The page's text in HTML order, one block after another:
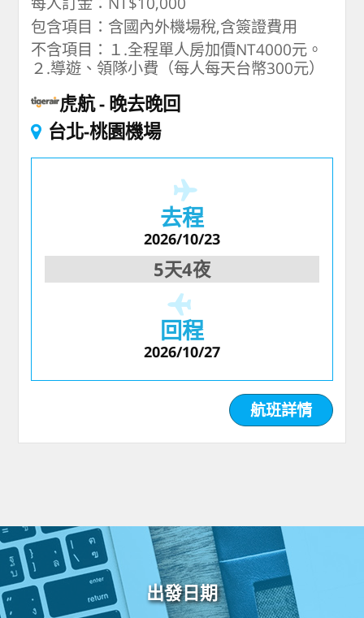
包含項目：含國內外機場稅,含簽證費用
不含項目：１.全程單人房加價NT4000元。
２.導遊、領隊小費（每人每天台幣300元）
虎航 晚去晚回
台北-桃園機場
去程
2026/10/23
5天4夜
回程
2026/10/27
航班詳情
出發日期